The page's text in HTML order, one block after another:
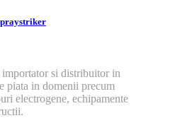
si distribuitor in
piata in domenii precum
electrogene, echipamente